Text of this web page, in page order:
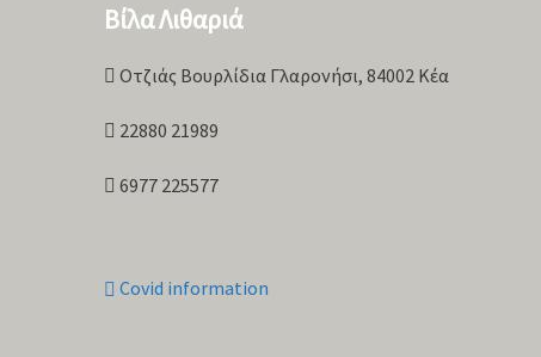
Βίλα Λιθαριά
Οτζιάς Βουρλίδια Γλαρονήσι, 84002 Κέα
22880 21989
6977 225577
Covid information